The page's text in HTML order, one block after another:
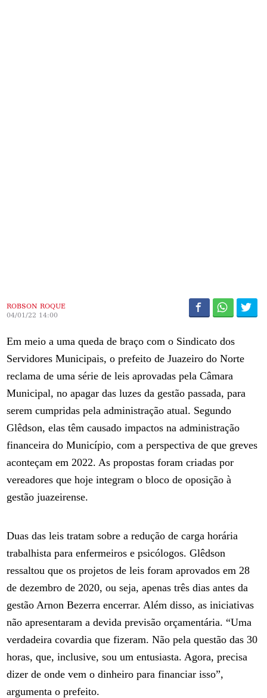
ROBSON ROQUE
04/01/22 14:00
Em meio a uma queda de braço com o Sindicato dos
Servidores Municipais, o prefeito de Juazeiro do Norte
reclama de uma série de leis aprovadas pela Câmara
Municipal, no apagar das luzes da gestão passada, para
serem cumpridas pela administração atual. Segundo
Glêdson, elas têm causado impactos na administração
financeira do Município, com a perspectiva de que greves
aconteçam em 2022. As propostas foram criadas por
vereadores que hoje integram o bloco de oposição à
gestão juazeirense.
Duas das leis tratam sobre a redução de carga horária
trabalhista para enfermeiros e psicólogos. Glêdson
ressaltou que os projetos de leis foram aprovados em 28
de dezembro de 2020, ou seja, apenas três dias antes da
gestão Arnon Bezerra encerrar. Além disso, as iniciativas
não apresentaram a devida previsão orçamentária. “Uma
verdadeira covardia que fizeram. Não pela questão das 30
horas, que, inclusive, sou um entusiasta. Agora, precisa
dizer de onde vem o dinheiro para financiar isso”,
argumenta o prefeito.